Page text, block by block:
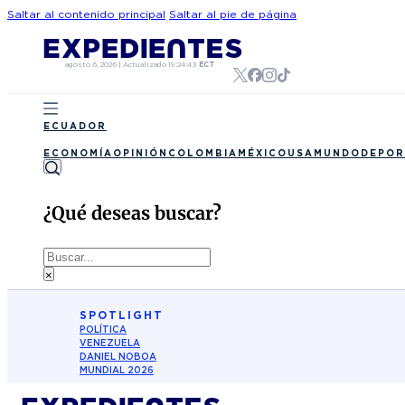
Saltar al contenido principal Saltar al pie de página
agosto 6, 2026 | Actualizado 19:24:43 ECT
ECUADOR
ECONOMÍA OPINIÓN COLOMBIA MÉXICO USA MUNDO
¿Qué deseas buscar?
Buscar
×
SPOTLIGHT
POLÍTICA
VENEZUELA
DANIEL NOBOA
MUNDIAL 2026